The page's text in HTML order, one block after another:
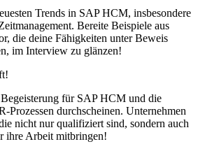
Trends in SAP HCM, insbesondere
Bereite Beispiele aus
die deine Fähigkeiten unter Beweis
im Interview zu glänzen!
für SAP HCM und die
Prozessen durchscheinen. Unternehmen
nicht nur qualifiziert sind, sondern auch
ihre Arbeit mitbringen!